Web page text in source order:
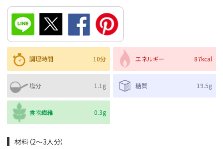
調理時間 10分 エネルギー 87kcal
塩分 1.1g 糖質 19.5g
食物繊維 0.3g
材料（2〜3人分）